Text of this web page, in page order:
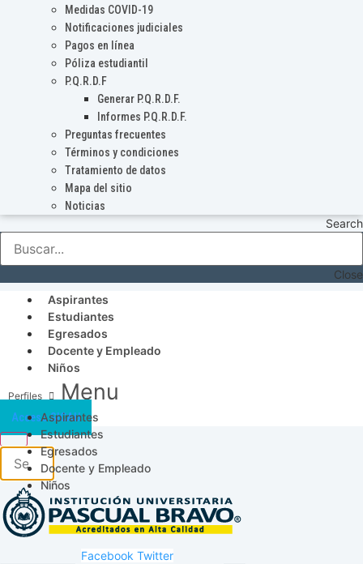
Medidas COVID-19
Notificaciones judiciales
Pagos en línea
Póliza estudiantil
P.Q.R.D.F
Generar P.Q.R.D.F.
Informes P.Q.R.D.F.
Preguntas frecuentes
Términos y condiciones
Tratamiento de datos
Mapa del sitio
Noticias
Search
Close
Aspirantes
Estudiantes
Egresados
Docente y Empleado
Niños
Menu
Aspirantes
Estudiantes
Egresados
Docente y Empleado
Niños
Acceso SICAU
Facebook Twitter